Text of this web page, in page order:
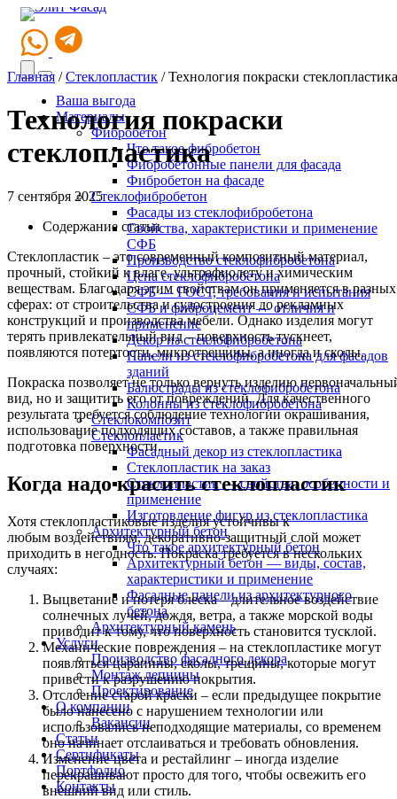
Ваша выгода
Материалы
Фибробетон
Что такое фибробетон
Фибробетонные панели для фасада
Фибробетон на фасаде
Стеклофибробетон
Фасады из стеклофибробетона
Свойства, характеристики и применение
СФБ
Производство стеклофибробетона
Цена стеклофибробетона
СФБ — ГОСТ, требования и испытания
СФБ и фиброцемент — отличия и
применение
Декор из стеклофибробетона
Панели из стеклофибробетона для фасадов
зданий
Балюстрады из стеклофибробетона
Колонны из стеклофибробетона
Стеклокомпозит
Стеклопластик
Фасадный декор из стеклопластика
Стеклопластик на заказ
Стеклопластик — свойства, особенности и
применение
Изготовление фигур из стеклопластика
Архитектурный бетон
Что такое архитектурный бетон
Архитектурный бетон — виды, состав,
характеристики и применение
Фасадные панели из архитектурного
бетона
Архитектурный камень
Услуги
Производство фасадного декора
Монтаж лепнины
Проектирование
О компании
Вакансии
Статьи
Сертификаты
Портфолио
Контакты
Главная /Стеклопластик /Технология покраски стеклопластика
Технология покраски
стеклопластика
7 сентября 2025
Содержание статьи
Стеклопластик – это современный композитный материал,
прочный, стойкий к влаге, ультрафиолету и химическим
веществам. Благодаря этим свойствам он применяется в разных
сферах: от строительства и судостроения до рекламных
конструкций и производства мебели. Однако изделия могут
терять привлекательный вид – поверхность тускнеет,
появляются потертости, микротрещины, а иногда и сколы.
Покраска позволяет не только вернуть изделию
вид, но и защитить его от повреждений. Для качественного
результата требуется соблюдение технологии окрашивания,
использование подходящих составов, а также правильная
подготовка поверхности.
Когда надо красить стеклопластик
Хотя стеклопластиковые изделия устойчивы к
любым воздействиям, декоративно-защитный слой может
приходить в негодность. Покраска требуется в нескольких
случаях:
Выцветание и потеря блеска – длительное воздействие
солнечных лучей, дождя, ветра, а также морской воды
приводит к тому, что поверхность становится тусклой.
Механические повреждения – на стеклопластике могут
появляться царапины, сколы, трещины, которые могут
привести к разрушению покрытия.
Отслоение старой краски – если предыдущее покрытие
было нанесено с нарушением технологии или
использовались неподходящие материалы, со временем
оно начинает отслаиваться и требовать обновления.
Изменение цвета и рестайлинг – иногда изделие
перекрашивают просто для того, чтобы освежить его
внешний вид или стиль.